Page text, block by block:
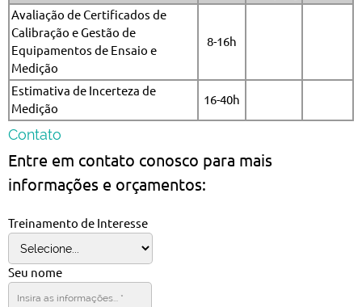
Avaliação de Certificados de
Calibração e Gestão de
Equipamentos de Ensaio e
Medição
8-16h
Estimativa de Incerteza de
Medição
16-40h
Contato
Entre em contato conosco para mais
informações e orçamentos:
Treinamento de Interesse
Seu nome